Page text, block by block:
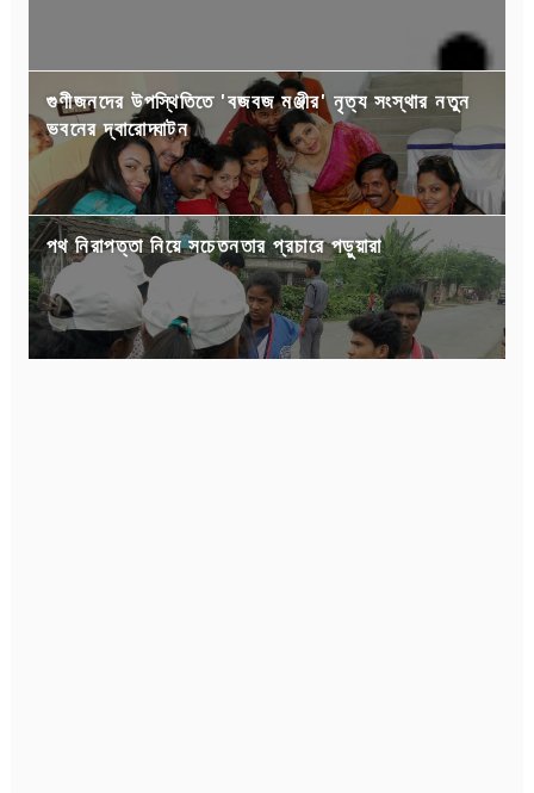
গুণীজনদের উপস্থিতিতে 'বজবজ মঞ্জীর' নৃত্য সংস্থার নতুন
ভবনের দ্বারোদ্ঘাটন
পথ নিরাপত্তা নিয়ে সচেতনতার প্রচারে পড়ুয়ারা